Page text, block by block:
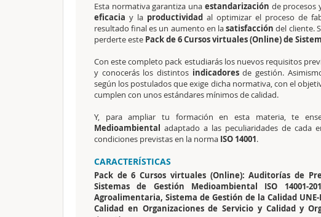
Esta normativa garantiza una estandarización de procesos
eficacia y la productividadal optimizar el proceso de
resultado final es un aumento en lasatisfacción del cliente.
perderte este Pack de 6 Cursos virtuales (Online) de
Con este completo pack estudiarás los nuevos requisitos
y conocerás los distintos indicadoresde gestión.
según los postulados que exige dicha normativa, con el
cumplen con unos estándares mínimos de calidad.
Y, para ampliar tu formación en esta materia, te
Medioambiental adaptado a las peculiaridades de cada
condiciones previstas en la norma ISO 14001.
CARACTERÍSTICAS
Pack de 6 Cursos virtuales (Online): Auditorías de
Sistemas de Gestión Medioambiental ISO 14001-
Agroalimentaria, Sistema de Gestión de la Calidad UNE-
Calidad en Organizaciones de Servicio y Calidad y